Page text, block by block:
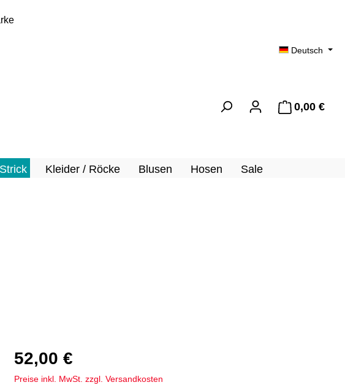
Deutsch
0,00 €
Strick Kleider / Röcke Blusen Hosen Sale
52,00 €
Preise inkl. MwSt. zzgl. Versandkosten